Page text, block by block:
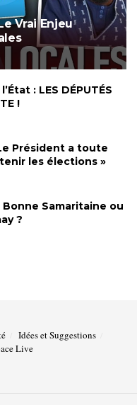
Vrai Enjeu
: LES DÉPUTÉS
!
Président a toute
les élections »
Bonne Samaritaine ou
?
Idées et Suggestions
Live